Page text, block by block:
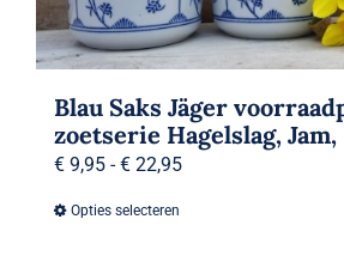
Blau Saks Jäger
zoetserie Hagelslag,
€ 9,95 - € 22,95Prijsklasse:
Opties selecteren